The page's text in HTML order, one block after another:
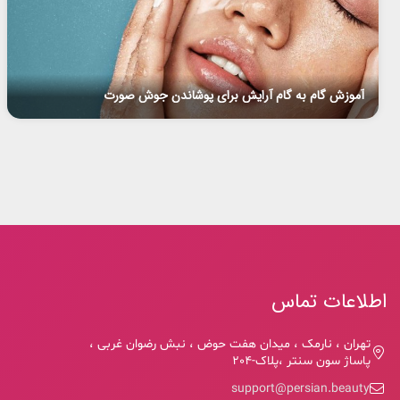
آموزش گام به گام آرایش برای پوشاندن جوش صورت
اطلاعات تماس
تهران ، نارمک ، میدان هفت حوض ، نبش رضوان غربی ،
پاساژ سون سنتر ،پلاک-204
support@persian.beauty